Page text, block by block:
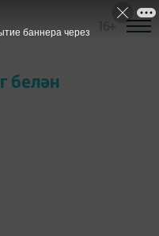
белән
баннера через